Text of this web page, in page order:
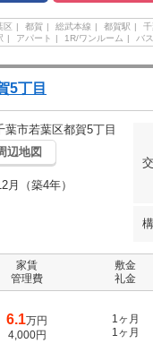
区 都賀 総武本線 都賀駅
アパート 1R/ワンルーム バ
5丁目
葉市若葉区都賀5丁目
辺地図
月（築4年）
家賃
管理費
敷金
礼金
6.1万円
4,000円
1ヶ月
1ヶ月